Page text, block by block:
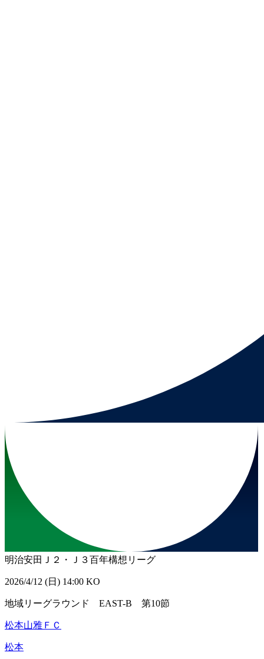
明治安田Ｊ２・Ｊ３百年構想リーグ
2026/4/12 (日) 14:00 KO
地域リーグラウンド EAST-B 第10節
松本山雅ＦＣ
松本